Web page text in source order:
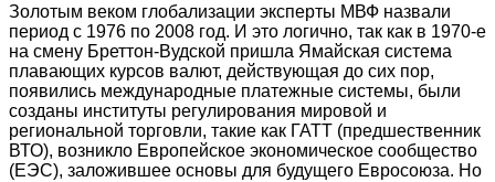
Золотым веком глобализации эксперты МВФ назвали
период с 1976 по 2008 год. И это логично, так как в 1970-е
на смену Бреттон-Вудской пришла Ямайская система
плавающих курсов валют, действующая до сих пор,
появились международные платежные системы, были
созданы институты регулирования мировой и
региональной торговли, такие как ГАТТ (предшественник
ВТО), возникло Европейское экономическое сообщество
(ЕЭС), заложившее основы для будущего Евросоюза. Но